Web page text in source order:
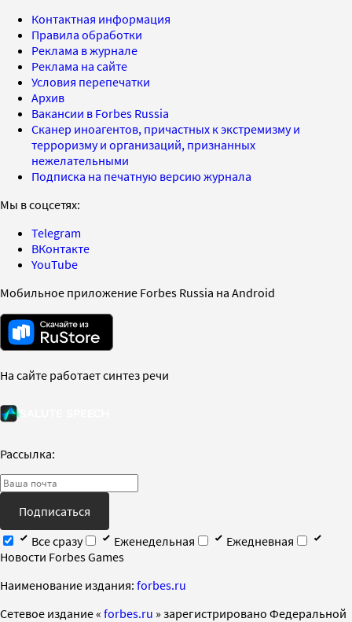
Контактная информация
Правила обработки
Реклама в журнале
Реклама на сайте
Условия перепечатки
Архив
Вакансии в Forbes Russia
Сканер иноагентов, причастных к экстремизму и
терроризму и организаций, признанных
нежелательными
Подписка на печатную версию журнала
Мы в соцсетях:
Telegram
ВКонтакте
YouTube
Мобильное приложение Forbes Russia на Android
На сайте работает синтез речи
Рассылка:
Подписаться
Все сразу
Еженедельная
Ежедневная
Новости Forbes Games
Наименование издания: forbes.ru
Cетевое издание « forbes.ru » зарегистрировано Федеральной